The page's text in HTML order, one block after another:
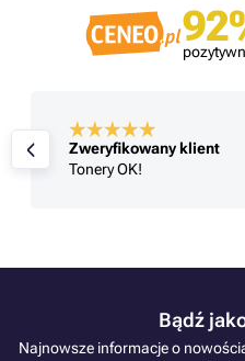
Zweryfikowany klient
Tonery OK!
Bądź
Najnowsze informacje o